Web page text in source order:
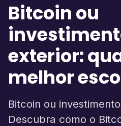
Bitcoin ou
exterior:
melhor
Bitcoin ou
Descubra como o